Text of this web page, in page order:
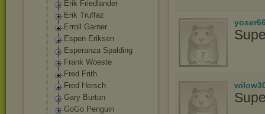
Erik Friedlander
Erik Truffaz
Erroll Garner
Espen Eriksen
Esperanza Spalding
Frank Woeste
Fred Frith
Fred Hersch
Gary Burton
GoGo Penguin